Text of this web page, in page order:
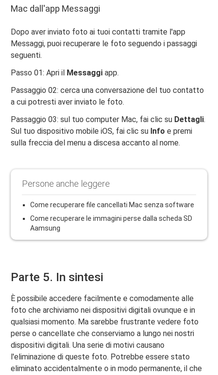
Mac dall'app Messaggi
Dopo aver inviato foto ai tuoi contatti tramite l'app
Messaggi, puoi recuperare le foto seguendo i passaggi
seguenti.
Passo 01: Apri il Messaggiapp.
Passaggio 02: cerca una conversazione del tuo contatto
a cui potresti aver inviato le foto.
Passaggio 03: sul tuo computer Mac, fai clic su Dettagli.
Sul tuo dispositivo mobile iOS, fai clic su Infoe premi
sulla freccia del menu a discesa accanto al nome.
Persone anche leggere
Come recuperare file cancellati Mac senza software
Come recuperare le immagini perse dalla scheda SD
Aamsung
Parte 5. In sintesi
È possibile accedere facilmente e comodamente alle
foto che archiviamo nei dispositivi digitali ovunque e in
qualsiasi momento. Ma sarebbe frustrante vedere foto
perse o cancellate che conserviamo a lungo nei nostri
dispositivi digitali. Una serie di motivi causano
l'eliminazione di queste foto. Potrebbe essere stato
eliminato accidentalmente o in modo permanente, il che